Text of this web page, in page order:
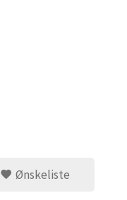
Ønskeliste